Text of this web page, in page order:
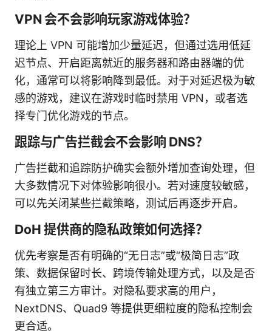
VPN 会不会影响玩家游戏体验？
理论上 VPN 可能增加少量延迟，但通过选用低延
迟节点、开启距离就近的服务器和路由器端的优
化，通常可以将影响降到最低。对于对延迟极为敏
感的游戏，建议在游戏时临时禁用 VPN，或者选
择专门优化游戏的节点。
跟踪与广告拦截会不会影响 DNS？
广告拦截和追踪防护确实会额外增加查询处理，但
大多数情况下对体验影响很小。若对速度较敏感，
可以先关闭某些拦截策略，测试后再逐步开启。
DoH 提供商的隐私政策如何选择？
优先考察是否有明确的“无日志”或“极简日志”政
策、数据保留时长、跨境传输处理方式，以及是否
有独立第三方审计。对隐私要求高的用户，
NextDNS、Quad9 等提供更细粒度的隐私控制会
更合适。